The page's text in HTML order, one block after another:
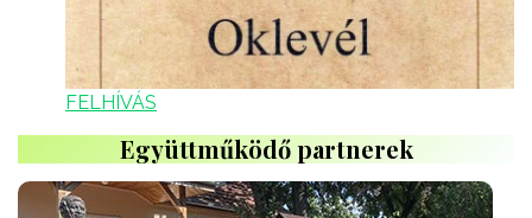
FELHÍVÁS
Együttműködő partnerek